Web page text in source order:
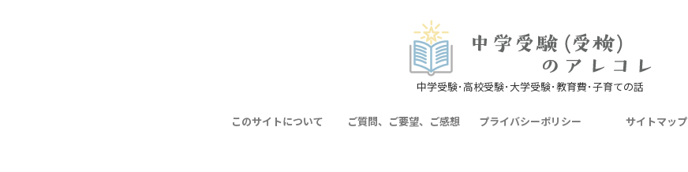
中学受験･高校受験･大学受験･教育費･子育ての話
このサイトについて ご質問、ご要望、ご感想 プライバシーポリシー サイトマップ